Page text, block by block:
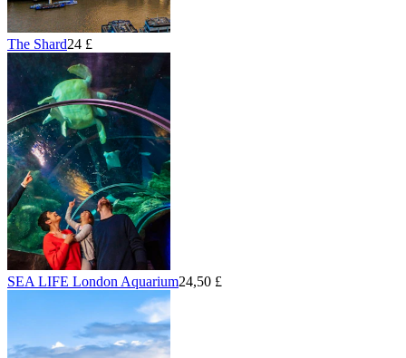
The Shard24 £
SEA LIFE London Aquarium24,50 £